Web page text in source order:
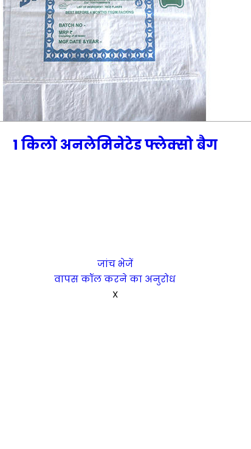
1 किलो अनलेमिनेटेड फ्लेक्सो बैग
जांच भेजें
वापस कॉल करने का अनुरोध
X